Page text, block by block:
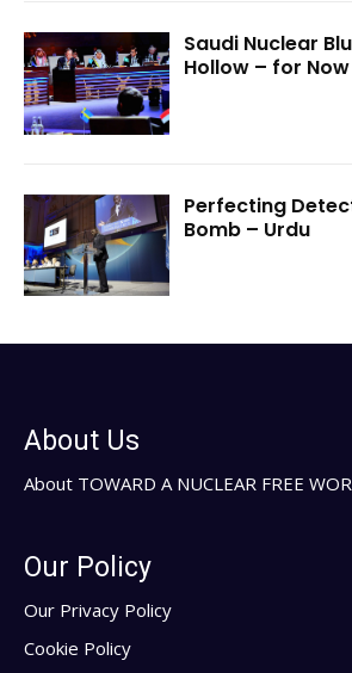
Saudi Nuclear
Hollow – for
Perfecting
Bomb – Urdu
About Us
About TOWARD A NUCLEAR FREE
Our Policy
Our Privacy Policy
Cookie Policy